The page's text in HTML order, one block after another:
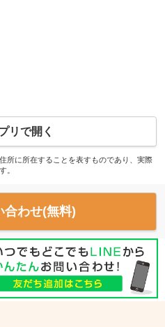
リで開く
所に所在することを表すものであり、実際
。
合わせ(無料)